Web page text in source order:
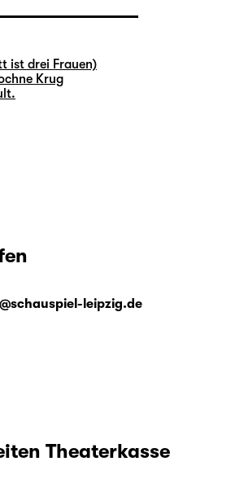
ist drei Frauen)
Krug
leipzig.de
Theaterkasse